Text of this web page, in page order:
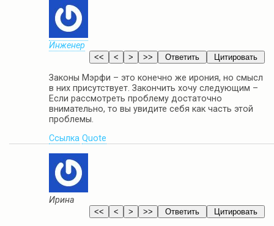
Инженер
Законы Мэрфи – это конечно же ирония, но смысл
в них присутствует. Закончить хочу следующим –
Если рассмотреть проблему достаточно
внимательно, то вы увидите себя как часть этой
проблемы.
Ссылка Quote
Ирина